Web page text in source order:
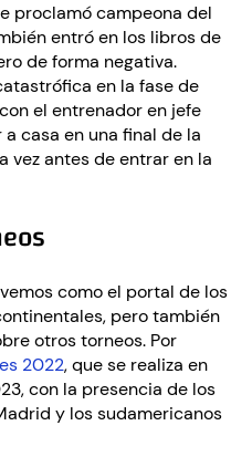
proclamó campeona del
entró en los libros de
de forma negativa.
en la fase de
el entrenador en jefe
casa en una final de la
vez antes de entrar en la
como el portal de los
pero también
otros torneos. Por
2022, que se realiza en
con la presencia de los
y los sudamericanos